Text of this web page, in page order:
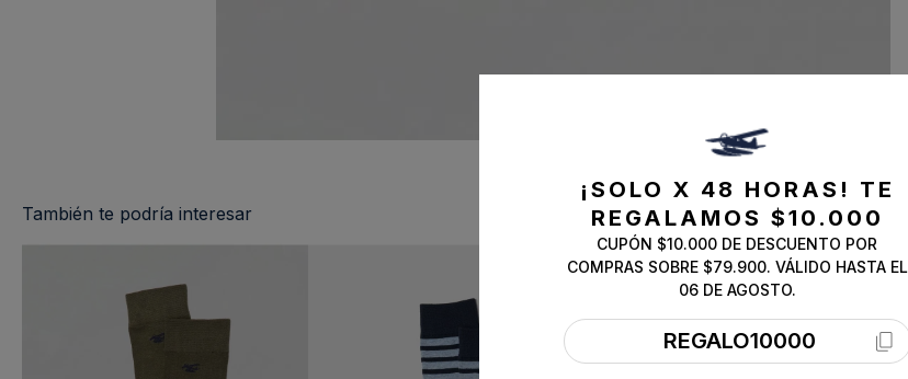
También te podría interesar
¡SOLO X 48 HORAS! TE
REGALAMOS $10.000
CUPÓN $10.000 DE DESCUENTO POR
COMPRAS SOBRE $79.900. VÁLIDO HASTA EL
06 DE AGOSTO.
REGALO10000